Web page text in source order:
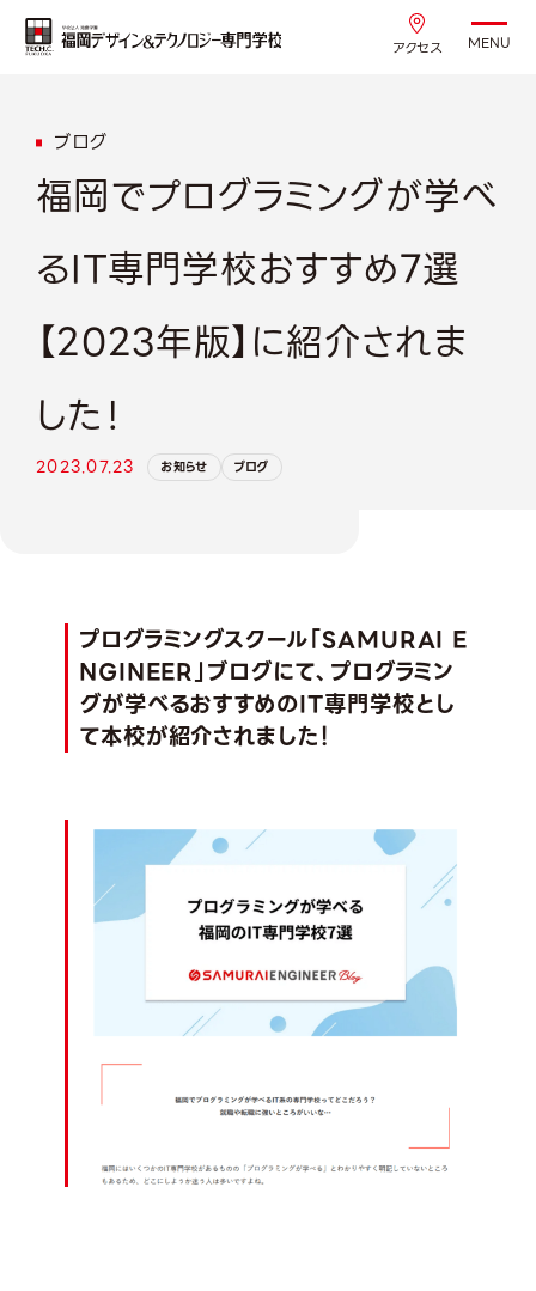
アクセス MENU
ブログ
福岡でプログラミングが学べ
るIT専門学校おすすめ7選
【2023年版】に紹介されま
した！
2023.07.23 お知らせ ブログ
プログラミングスクール「SAMURAI E
NGINEER」ブログにて、 プログラミン
グが学べるおすすめのIT専門学校とし
て本校が紹介されました！